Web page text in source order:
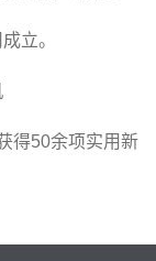
立。
得50余项实用新